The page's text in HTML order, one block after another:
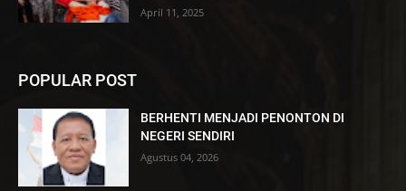
April 11, 2025
POPULAR POST
BERHENTI MENJADI PENONTON DI
NEGERI SENDIRI
Agustus 04, 2026